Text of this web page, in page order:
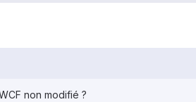
non modifié ?